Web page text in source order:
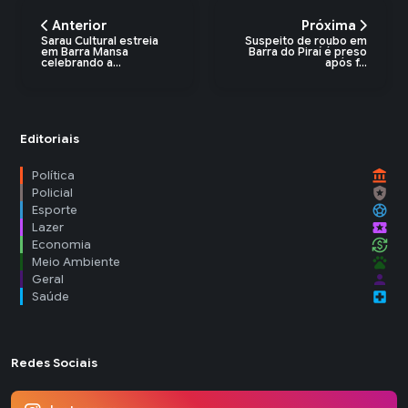
Anterior
Sarau Cultural estreia
em Barra Mansa
celebrando a...
Próxima
Suspeito de roubo em
Barra do Piraí é preso
após f...
Editoriais
Política account_balance
Policial local_police
Esporte sports_soccer
Lazer local_activity
Economia currency_exchange
Meio Ambiente pets
Geral person
Saúde local_hospital
Redes Sociais